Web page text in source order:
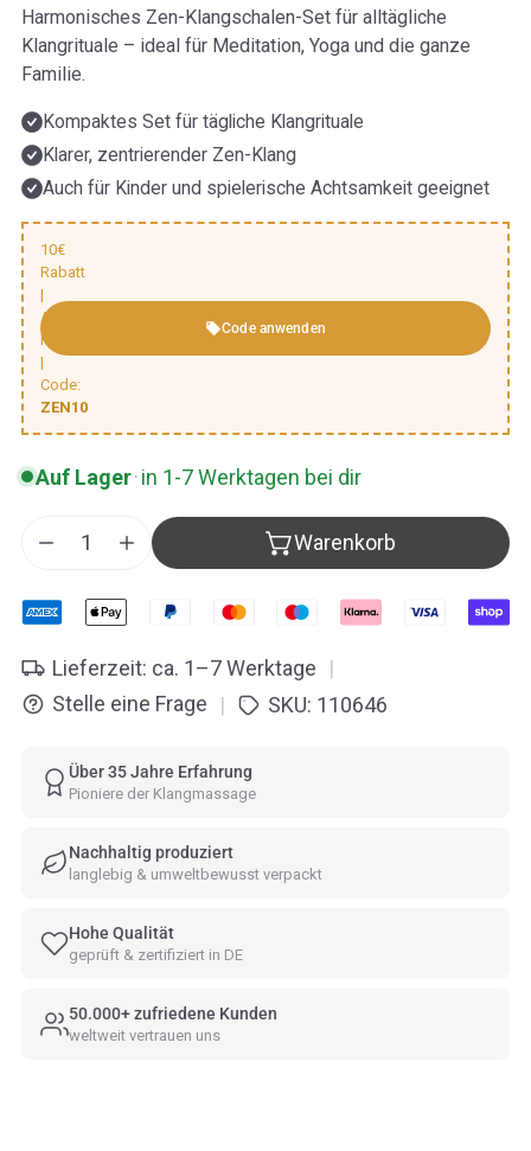
Harmonisches Zen-Klangschalen-Set für alltägliche
Klangrituale – ideal für Meditation, Yoga und die ganze
Familie.
Kompaktes Set für tägliche Klangrituale
Klarer, zentrierender Zen-Klang
Auch für Kinder und spielerische Achtsamkeit geeignet
10€
Rabatt
|
Automatischer
Rabatt
|
Code:
ZEN10
Code anwenden
Auf Lager·in 1-7 Werktagen bei dir
Menge für Peter Hess® Zen Klangschale –
Menge für Peter Hess® Zen Klangschale
Warenkorb
Lieferzeit: ca. 1–7 Werktage
|
Stelle eine Frage
| SKU: 110646
Über 35 Jahre Erfahrung
Pioniere der Klangmassage
Nachhaltig produziert
langlebig & umweltbewusst verpackt
Hohe Qualität
geprüft & zertifiziert in DE
50.000+ zufriedene Kunden
weltweit vertrauen uns